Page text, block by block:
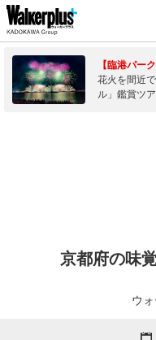
【臨港パー
花火を間近
ル」鑑賞ツ
京都府の味
ウ